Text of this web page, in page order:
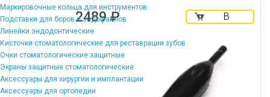
Маркировочные кольца для инструментов
Подставки для боров и эндофайлов
Линейки эндодонтические
Кисточки стоматологические для реставрации зубов
Очки стоматологические защитные
Экраны защитные стоматологические
Аксессуары для хирургии и имплантации
Аксессуары для ортопедии
2489 ₽
В